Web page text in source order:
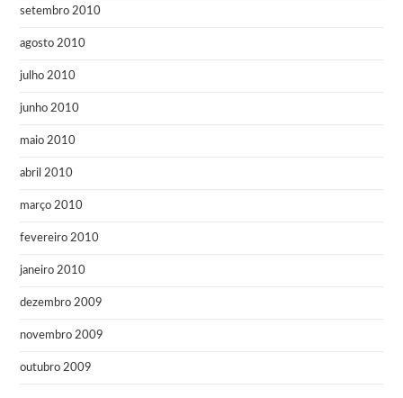
setembro 2010
agosto 2010
julho 2010
junho 2010
maio 2010
abril 2010
março 2010
fevereiro 2010
janeiro 2010
dezembro 2009
novembro 2009
outubro 2009